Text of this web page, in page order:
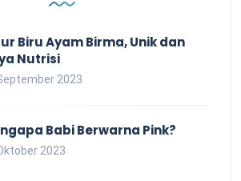
Biru Ayam Birma, Unik dan
Nutrisi
2023
Babi Berwarna Pink?
2023